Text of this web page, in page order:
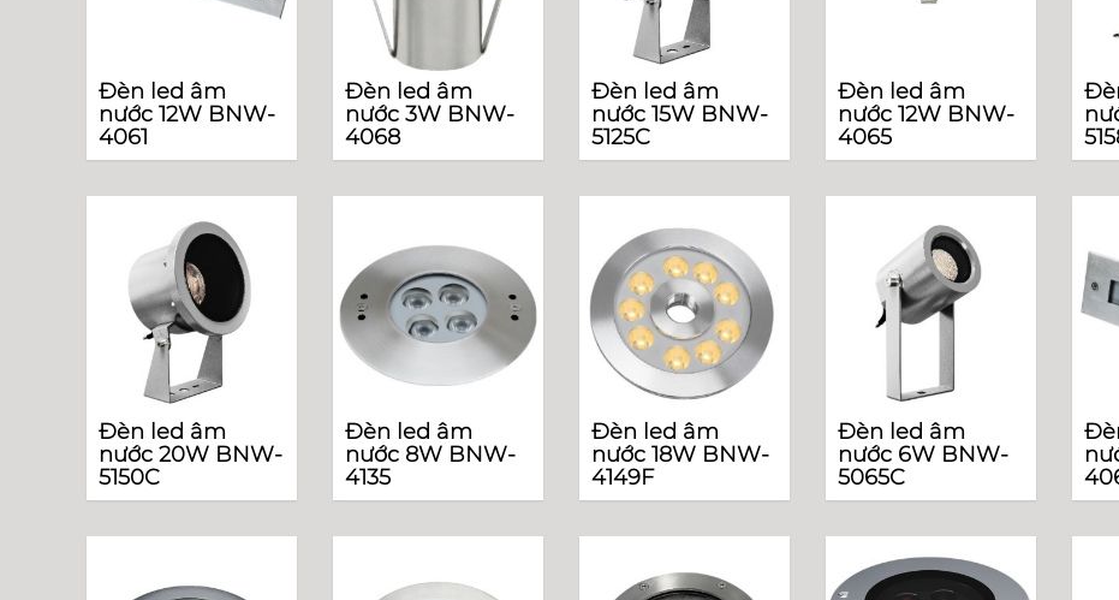
Đèn led âm
nước 12W BNW-
4061
Đèn led âm
nước 3W BNW-
4068
Đèn led âm
nước 15W BNW-
5125C
Đèn led âm
nước 12W BNW-
4065
Đèn led âm
nước 20W BNW-
5150C
Đèn led âm
nước 8W BNW-
4135
Đèn led âm
nước 18W BNW-
4149F
Đèn led âm
nước 6W BNW-
5065C